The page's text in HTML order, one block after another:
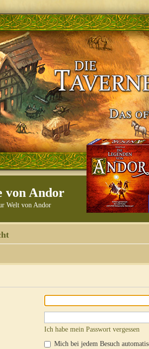
von Andor
Welt von Andor
Ich habe mein Passwort vergessen
Mich bei jedem Besuch